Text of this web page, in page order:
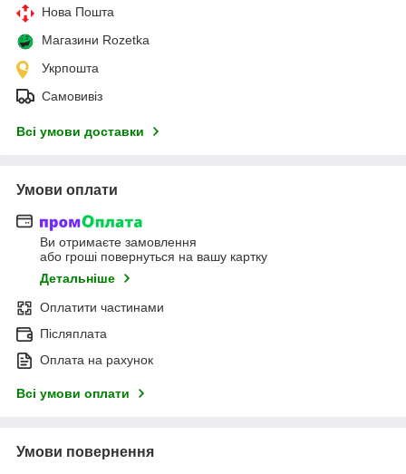
Нова Пошта
Магазини Rozetka
Укрпошта
Самовивіз
Всі умови доставки
Умови оплати
Ви отримаєте замовлення
або гроші повернуться на вашу картку
Детальніше
Оплатити частинами
Післяплата
Оплата на рахунок
Всі умови оплати
Умови повернення